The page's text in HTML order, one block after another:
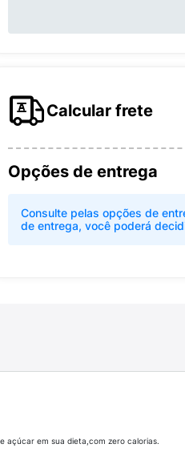
Calcular frete
Opções de entrega
Consulte pelas opções de
de entrega, você poderá
açúcar em sua dieta,com zero calorias.